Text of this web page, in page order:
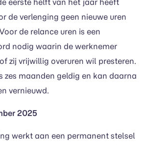
eerste helft van het jaar heeft
de verlenging geen nieuwe uren
de relance uren is een
nodig waarin de werknemer
zij vrijwillig overuren wil presteren.
zes maanden geldig en kan daarna
vernieuwd.
2025
werkt aan een permanent stelsel